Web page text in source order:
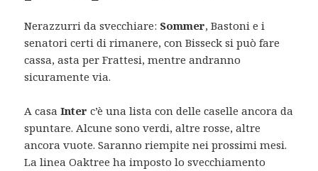
Nerazzurri da svecchiare: Sommer, Bastoni e i
senatori certi di rimanere, con Bisseck si può fare
cassa, asta per Frattesi, mentre andranno
sicuramente via.
A casaInter c’è una lista con delle caselle ancora da
spuntare. Alcune sono verdi, altre rosse, altre
ancora vuote. Saranno riempite nei prossimi mesi.
La linea Oaktree ha imposto lo svecchiamento